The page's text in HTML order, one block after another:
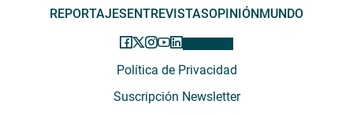
REPORTAJES ENTREVISTASOPINIÓN MUNDO
Política de Privacidad
Suscripción Newsletter